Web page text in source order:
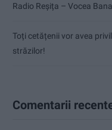
Radio Reșița – Vocea
Toți cetățenii vor avea
străzilor!
Comentarii